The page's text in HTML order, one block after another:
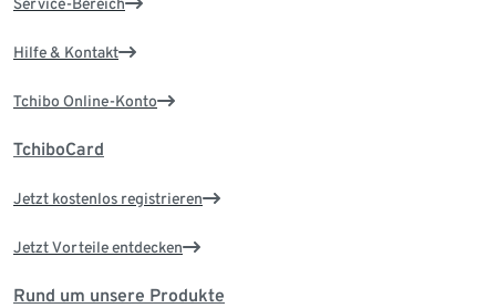
Service-Bereich
Hilfe & Kontakt
Tchibo Online-Konto
TchiboCard
Jetzt kostenlos registrieren
Jetzt Vorteile entdecken
Rund um unsere Produkte